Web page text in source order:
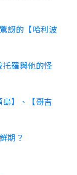
訝的【哈利波
羅與他的怪
】、【‪哥吉
期？